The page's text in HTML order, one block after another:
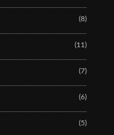
(8)
(11)
(7)
(6)
(5)